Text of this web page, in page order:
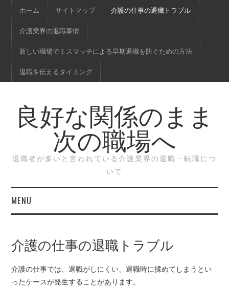
ホーム サイトマップ 介護の仕事の退職トラブル
介護業界の退職事情
新しい職場でミスマッチによる早期退職を防ぐための方法
退職を伝えるタイミング
良好な関係のまま
次の職場へ
退職者が多いと言われている介護業界の退職・転職につ
いて
MENU
サイトマップ
介護の仕事の退職トラ
介護の仕事の退職トラブル
介護の仕事では、退職がしにくい、退職時に揉めてしまうとい
ったケースが発生することがあります。